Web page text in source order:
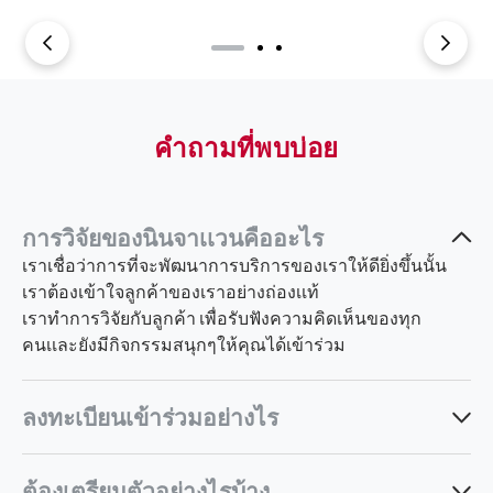
คำถามที่พบบ่อย
การวิจัยของนินจาเเวนคืออะไร
เราเชื่อว่าการที่จะพัฒนาการบริการของเราให้ดียิ่งขึ้นนั้น
เราต้องเข้าใจลูกค้าของเราอย่างถ่องเเท้
เราทำการวิจัยกับลูกค้า เพื่อรับฟังความคิดเห็นของทุก
คนเเละยังมีกิจกรรมสนุกๆให้คุณได้เข้าร่วม
ลงทะเบียนเข้าร่วมอย่างไร